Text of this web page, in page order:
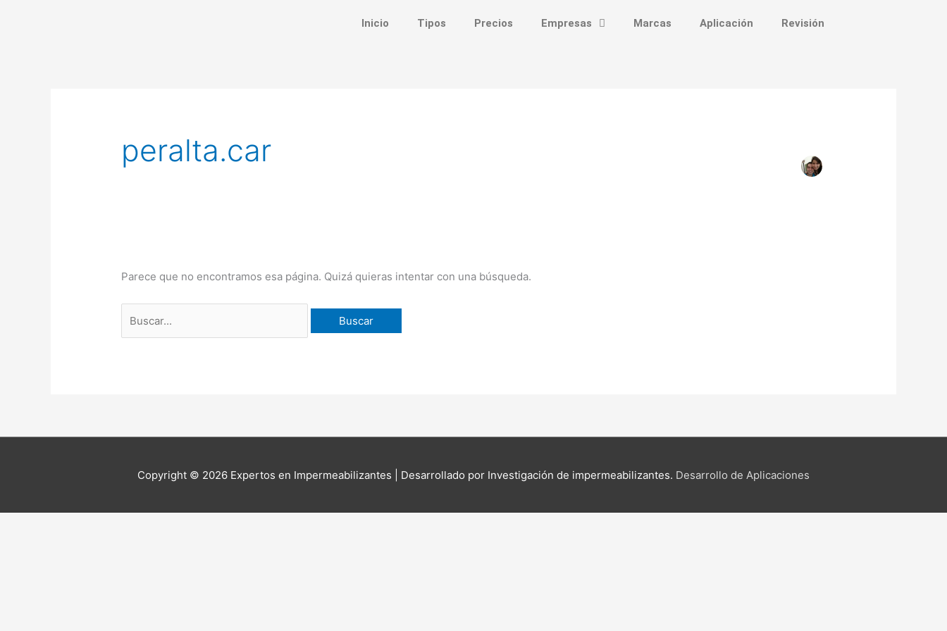
Inicio Tipos Precios Empresas Marcas Aplicación Revisión
peralta.car
Parece que no encontramos esa página. Quizá quieras intentar con una búsqueda.
Copyright © 2026 Expertos en Impermeabilizantes | Desarrollado por Investigación de impermeabilizantes. Desarrollo de Aplicaciones